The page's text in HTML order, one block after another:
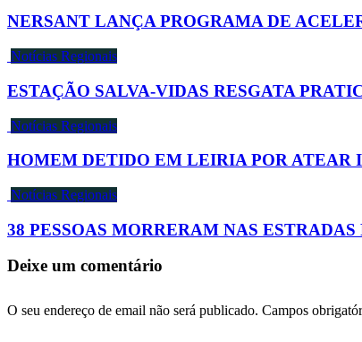
NERSANT LANÇA PROGRAMA DE
Notícias Regionais
ESTAÇÃO SALVA-VIDAS RESGATA
Notícias Regionais
HOMEM DETIDO EM LEIRIA POR ATEAR
Notícias Regionais
38 PESSOAS MORRERAM NAS
Deixe um comentário
O seu endereço de email não será publicado. Campos